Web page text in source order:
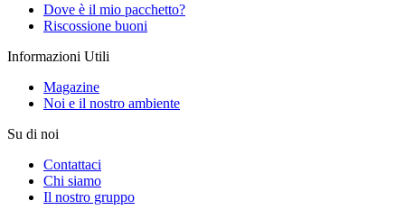
Dove è il mio pacchetto?
Riscossione buoni
Informazioni Utili
Magazine
Noi e il nostro ambiente
Su di noi
Contattaci
Chi siamo
Il nostro gruppo